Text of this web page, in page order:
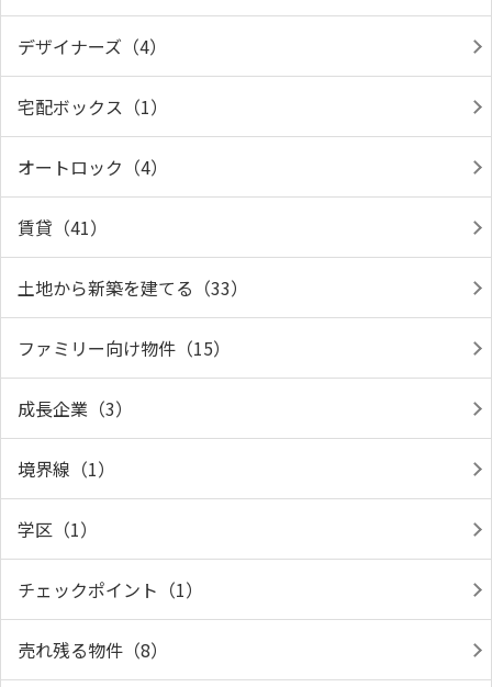
デザイナーズ（4）
宅配ボックス（1）
オートロック（4）
賃貸（41）
土地から新築を建てる（33）
ファミリー向け物件（15）
成長企業（3）
境界線（1）
学区（1）
チェックポイント（1）
売れ残る物件（8）